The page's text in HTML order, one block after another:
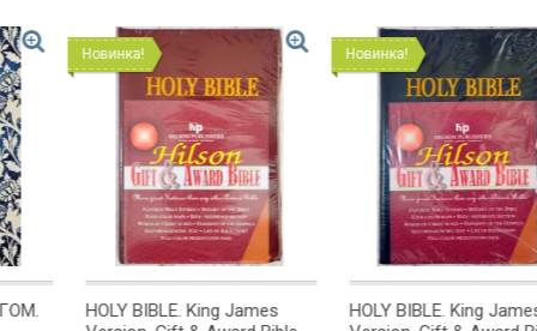
Новинка!
HOLY BIBLE. King James
Новинка!
Открытка